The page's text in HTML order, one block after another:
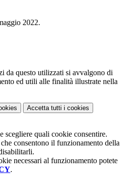
2022.
da questo utilizzati si avvalgono di
ed utili alle finalità illustrate nella
Accetta tutti i cookies
scegliere quali cookie consentire.
consentono il funzionamento della
necessari al funzionamento potete
.